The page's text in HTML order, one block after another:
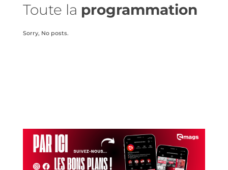
Toute la programmation
Sorry, No posts.